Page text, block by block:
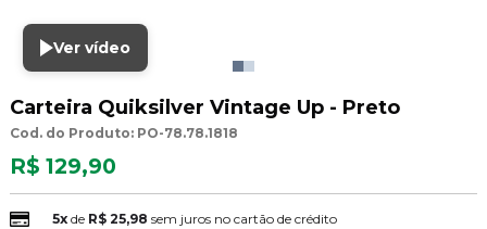
Ver vídeo
Carteira Quiksilver Vintage Up - Preto
Cod. do Produto: PO-78.78.1818
R$ 129,90
5xde R$ 25,98 sem juros no cartão de crédito